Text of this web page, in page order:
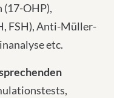
OHP),
FSH), Anti-Müller-
etc.